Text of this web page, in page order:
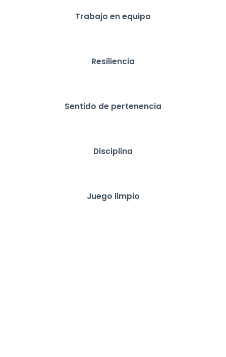
Trabajo en equipo
Resiliencia
Sentido de pertenencia
Disciplina
Juego limpio